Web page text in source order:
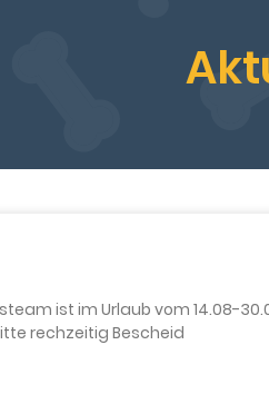
ist im Urlaub vom 14.08-
rechzeitig Bescheid